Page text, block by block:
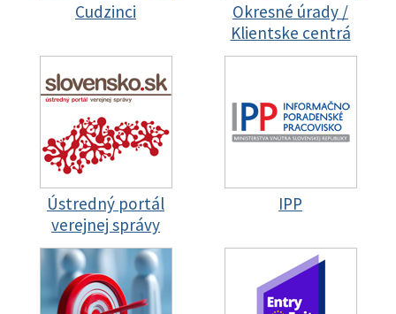
Cudzinci
Okresné úrady /
Klientske centrá
Ústredný portál
verejnej správy
IPP